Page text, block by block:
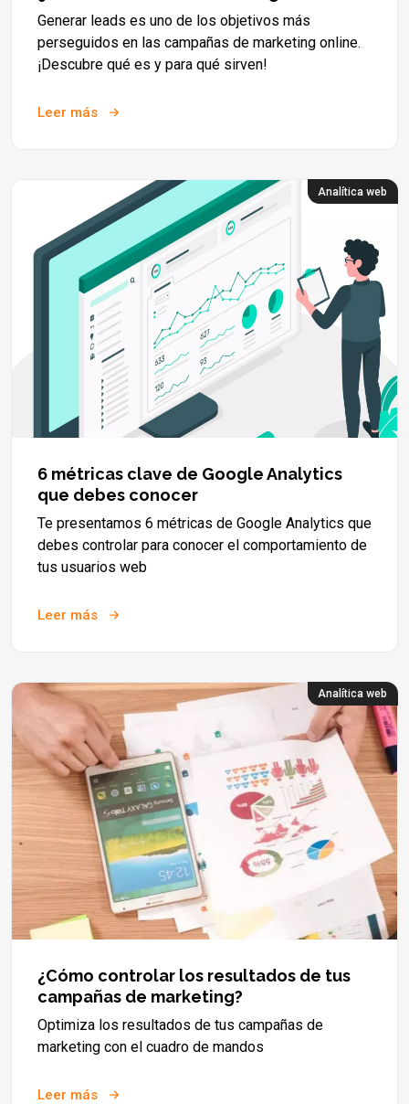
Generar leads es uno de los objetivos más
perseguidos en las campañas de marketing online.
¡Descubre qué es y para qué sirven!
Leer más
Analítica web
6 métricas clave de Google Analytics
que debes conocer
Te presentamos 6 métricas de Google Analytics que
debes controlar para conocer el comportamiento de
tus usuarios web
Leer más
Analítica web
¿Cómo controlar los resultados de tus
campañas de marketing?
Optimiza los resultados de tus campañas de
marketing con el cuadro de mandos
Leer más